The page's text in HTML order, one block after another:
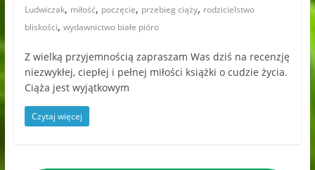
Ludwiczak, miłość, poczęcie, przebieg ciąży, rodzicielstwo
bliskości, wydawnictwo białe pióro
Z wielką przyjemnością zapraszam Was dziś na recenzję
niezwykłej, ciepłej i pełnej miłości książki o cudzie życia.
Ciąża jest wyjątkowym
Czytaj więcej